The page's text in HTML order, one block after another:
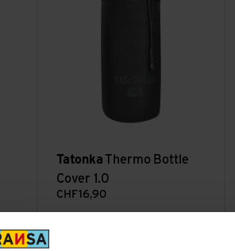
Tatonka Thermo Bottle
Cover 1.0
CHF16,90